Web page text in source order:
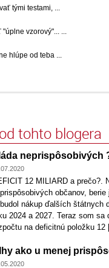
tými testami, ...
vzorový"... ...
hlúpe od teba ...
tohto blogera
neprispôsobivých
12 MILIARD a prečo?.
občanov,
nákup ďalších štátnych
2024 a 2027. Teraz som
na deficitnú položku 12
ako u menej